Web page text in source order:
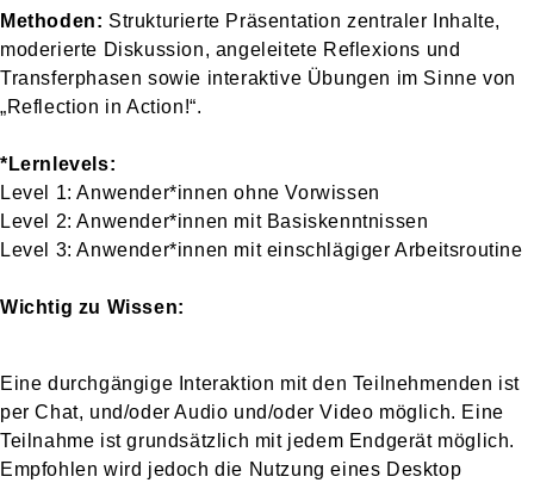
Methoden: Strukturierte Präsentation zentraler Inhalte,
moderierte Diskussion, angeleitete Reflexions und
Transferphasen sowie interaktive Übungen im Sinne von
„Reflection in Action!“.
*Lernlevels:
Level 1: Anwender*innen ohne Vorwissen
Level 2: Anwender*innen mit Basiskenntnissen
Level 3: Anwender*innen mit einschlägiger Arbeitsroutine
Wichtig zu Wissen:
Eine durchgängige Interaktion mit den Teilnehmenden ist
per Chat, und/oder Audio und/oder Video möglich. Eine
Teilnahme ist grundsätzlich mit jedem Endgerät möglich.
Empfohlen wird jedoch die Nutzung eines Desktop